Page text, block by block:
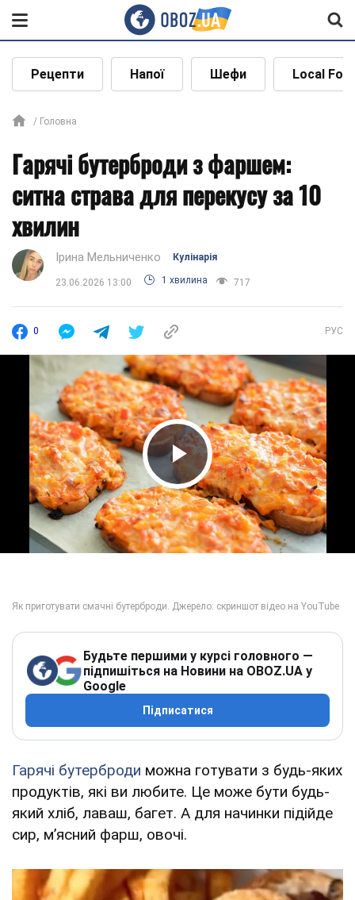
Рецепти Напої Шефи Local
Головна
Гарячі бутерброди з фаршем:
ситна страва для перекусу за 10
хвилин
Ірина Мельниченко Кулінарія
23.06.2026 13:00 1 хвилина 717
0 РУС
Play Video
Будьте першими у курсі головного —
підпишіться на Новини на OBOZ.UA у
Google
Підписатися
Гарячі бутерброди можна готувати з будь-яких
продуктів, які ви любите. Це може бути будь-
який хліб, лаваш, багет. А для начинки підійде
сир, м’ясний фарш, овочі.